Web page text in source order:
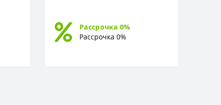
Рассрочка 0%
Рассрочка 0%